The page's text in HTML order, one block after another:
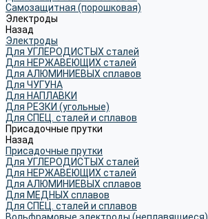
Самозащитная (порошковая)
Электроды
Назад
Электроды
Для УГЛЕРОДИСТЫХ сталей
Для НЕРЖАВЕЮЩИХ сталей
Для АЛЮМИНИЕВЫХ сплавов
Для ЧУГУНА
Для НАПЛАВКИ
Для РЕЗКИ (угольные)
Для СПЕЦ. сталей и сплавов
Присадочные прутки
Назад
Присадочные прутки
Для УГЛЕРОДИСТЫХ сталей
Для НЕРЖАВЕЮЩИХ сталей
Для АЛЮМИНИЕВЫХ сплавов
Для МЕДНЫХ сплавов
Для СПЕЦ. сталей и сплавов